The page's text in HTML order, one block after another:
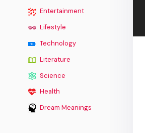
Entertainment
Lifestyle
Technology
Literature
Science
Health
Dream Meanings